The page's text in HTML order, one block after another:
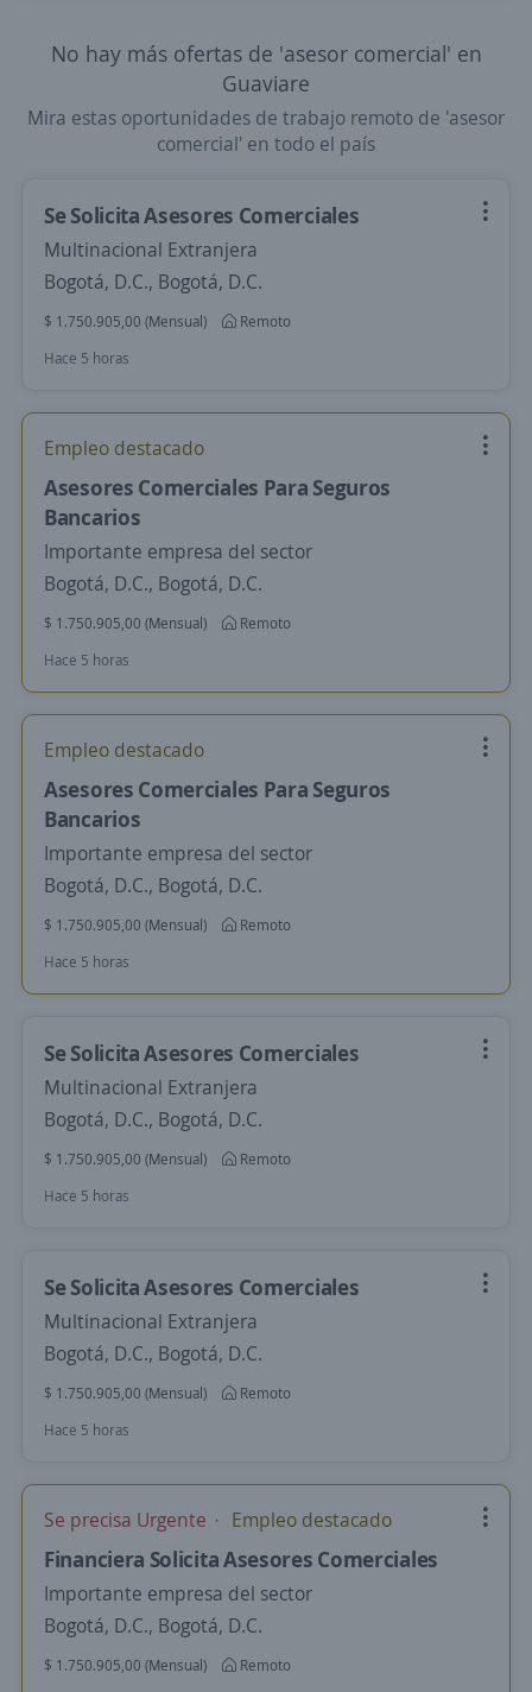
No hay más ofertas de 'asesor comercial' en
Guaviare
Mira estas oportunidades de trabajo remoto de 'asesor
comercial' en todo el país
Se Solicita Asesores Comerciales
Multinacional Extranjera
Bogotá, D.C., Bogotá, D.C.
$ 1.750.905,00 (Mensual)
Remoto
Hace 5 horas
Empleo destacado
Asesores Comerciales Para Seguros
Bancarios
Importante empresa del sector
Bogotá, D.C., Bogotá, D.C.
$ 1.750.905,00 (Mensual)
Remoto
Hace 5 horas
Empleo destacado
Asesores Comerciales Para Seguros
Bancarios
Importante empresa del sector
Bogotá, D.C., Bogotá, D.C.
$ 1.750.905,00 (Mensual)
Remoto
Hace 5 horas
Se Solicita Asesores Comerciales
Multinacional Extranjera
Bogotá, D.C., Bogotá, D.C.
$ 1.750.905,00 (Mensual)
Remoto
Hace 5 horas
Se Solicita Asesores Comerciales
Multinacional Extranjera
Bogotá, D.C., Bogotá, D.C.
$ 1.750.905,00 (Mensual)
Remoto
Hace 5 horas
Se precisa Urgente Empleo destacado
Financiera Solicita Asesores Comerciales
Importante empresa del sector
Bogotá, D.C., Bogotá, D.C.
$ 1.750.905,00 (Mensual) Remoto